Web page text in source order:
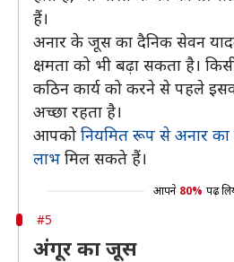
हैं।
अनार के जूस का दैनिक सेवन
क्षमता को भी बढ़ा सकता है।
कठिन कार्य को करने से पहले
अच्छा रहता है।
आपको नियमित रूप से अनार
लाभ मिल सकते हैं।
आपने 80% पढ़
#5
अंगूर का जूस